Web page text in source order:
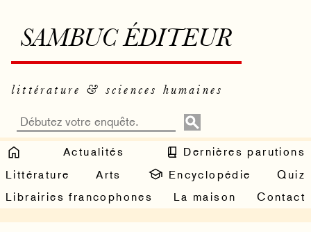
SAMBUC ÉDITEUR
littérature & sciences humaines
Actualités
Dernières parutions
Littérature
Arts Encyclopédie
Quiz
Librairies francophones
La maison Contact